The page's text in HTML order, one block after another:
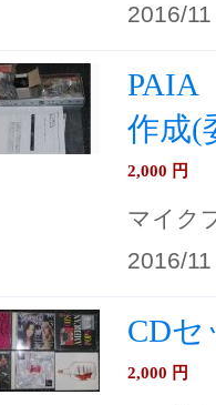
2016/11
PAIA
作成(
2,000 円
マイク
2016/11
CDセ
2,000 円